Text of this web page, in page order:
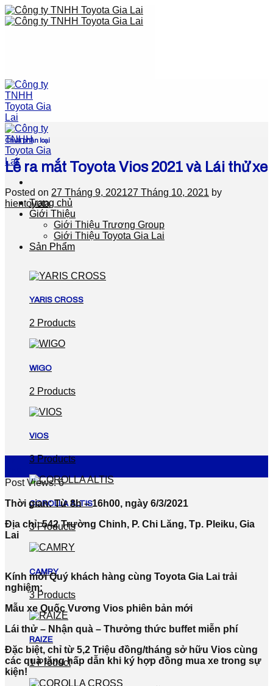
Skip
to
Trang chủ
Giới Thiệu
Giới Thiệu Trương Group
Giới Thiệu Toyota Gia Lai
Sản Phẩm
YARIS CROSS
2 Products
WIGO
2 Products
VIOS
3 Products
COROLLA ALTIS
3 Products
CAMRY
3 Products
RAIZE
1 Product
Chưa phân loại
Lễ ra mắt Toyota Vios 2021 và Lái thử xe
Posted on 27 Tháng 9, 202127 Tháng 10, 2021 by
hientoyota
Post Views: 6
Thời gian: Từ 8h – 16h00, ngày 6/3/2021
Địa chỉ: 542 Trường Chinh, P. Chi Lăng, Tp. Pleiku, Gia
Lai
Kính mời Quý khách hàng cùng Toyota Gia Lai trải
nghiệm:
Mẫu xe Quốc Vương Vios phiên bản mới
Lái thử – Nhận quà – Thưởng thức buffet miễn phí
Đặc biệt, chỉ từ 5,2 Triệu đồng/tháng sở hữu Vios cùng
các quà tặng hấp dẫn khi ký hợp đồng mua xe trong sự
kiện!